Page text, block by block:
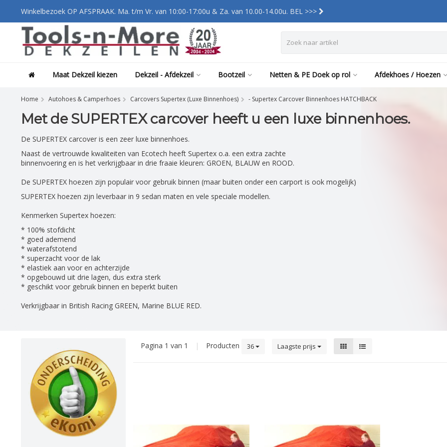
Winkelbezoek OP AFSPRAAK. Ma. t/m Vr. van 10:00-17:00u & Za. van 10.00-14.00u. BEL >>>
Maat Dekzeil kiezen Dekzeil - Afdekzeil Bootzeil Netten & PE Doek op rol Afdekhoes / Hoezen
Home Autohoes & Camperhoes Carcovers Supertex (Luxe Binnenhoes) - Supertex Carcover Binnenhoes HATCHBACK
Met de SUPERTEX carcover heeft u een luxe binnenhoes.
De SUPERTEX carcover is een zeer luxe binnenhoes.
Naast de vertrouwde kwaliteiten van Ecotech heeft Supertex o.a. een extra zachte
binnenvoering en is het verkrijgbaar in drie fraaie kleuren: GROEN, BLAUW en ROOD.
De SUPERTEX hoezen zijn populair voor gebruik binnen (maar buiten onder een carport is ook mogelijk)
SUPERTEX hoezen zijn leverbaar in 9 sedan maten en vele speciale modellen.
Kenmerken Supertex hoezen:
* 100% stofdicht
* goed ademend
* waterafstotend
* superzacht voor de lak
* elastiek aan voor en achterzijde
* opgebouwd uit drie lagen, dus extra sterk
* geschikt voor gebruik binnen en beperkt buiten
Verkrijgbaar in British Racing GREEN, Marine BLUE RED.
Pagina 1 van 1 | Producten 36 Laagste prijs